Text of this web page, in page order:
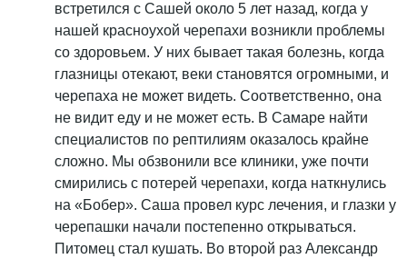
встретился с Сашей около 5 лет назад, когда у
нашей красноухой черепахи возникли проблемы
со здоровьем. У них бывает такая болезнь, когда
глазницы отекают, веки становятся огромными, и
черепаха не может видеть. Соответственно, она
не видит еду и не может есть. В Самаре найти
специалистов по рептилиям оказалось крайне
сложно. Мы обзвонили все клиники, уже почти
смирились с потерей черепахи, когда наткнулись
на «Бобер». Саша провел курс лечения, и глазки у
черепашки начали постепенно открываться.
Питомец стал кушать. Во второй раз Александр